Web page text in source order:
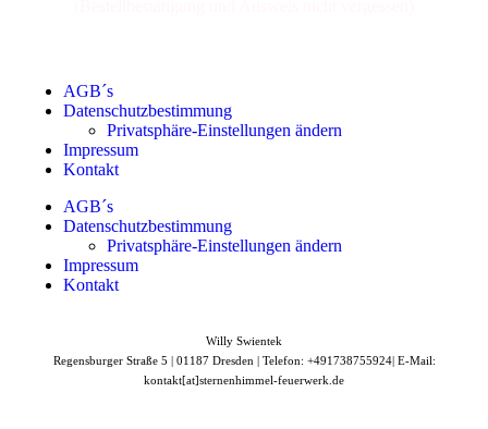
AGB´s
Datenschutzbestimmung
Privatsphäre-Einstellungen ändern
Impressum
Kontakt
AGB´s
Datenschutzbestimmung
Privatsphäre-Einstellungen ändern
Impressum
Kontakt
Willy Swientek
Regensburger Straße 5 | 01187 Dresden | Telefon: +491738755924| E-Mail:
kontakt[at]sternenhimmel-feuerwerk.de